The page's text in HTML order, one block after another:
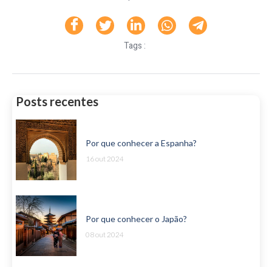
Tags :
Posts recentes
Por que conhecer a Espanha?
16 out 2024
Por que conhecer o Japão?
08 out 2024